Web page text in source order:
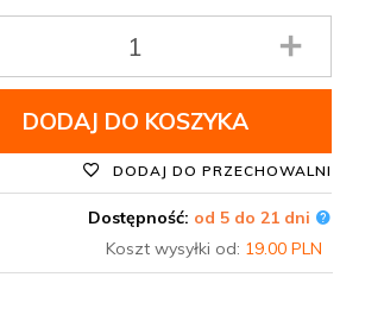
DODAJ DO KOSZYKA
DODAJ DO PRZECHOWALNI
Dostępność: od 5 do 21 dni
Koszt wysyłki od: 19.00 PLN